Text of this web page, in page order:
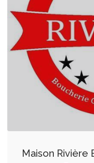
Maison Rivière